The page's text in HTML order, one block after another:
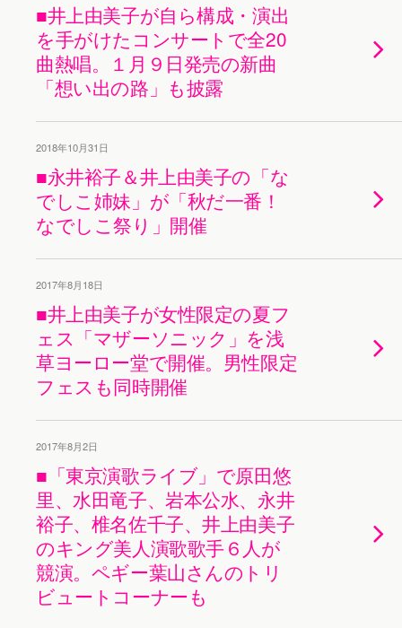
■井上由美子が自ら構成・演出
を手がけたコンサートで全20
曲熱唱。１月９日発売の新曲
「想い出の路」も披露
2018年10月31日
■永井裕子＆井上由美子の「な
でしこ姉妹」が「秋だ一番！
なでしこ祭り」開催
2017年8月18日
■井上由美子が女性限定の夏フ
ェス「マザーソニック」を浅
草ヨーロー堂で開催。男性限定
フェスも同時開催
2017年8月2日
■「東京演歌ライブ」で原田悠
里、水田竜子、岩本公水、永井
裕子、椎名佐千子、井上由美子
のキング美人演歌歌手６人が
競演。ペギー葉山さんのトリ
ビュートコーナーも